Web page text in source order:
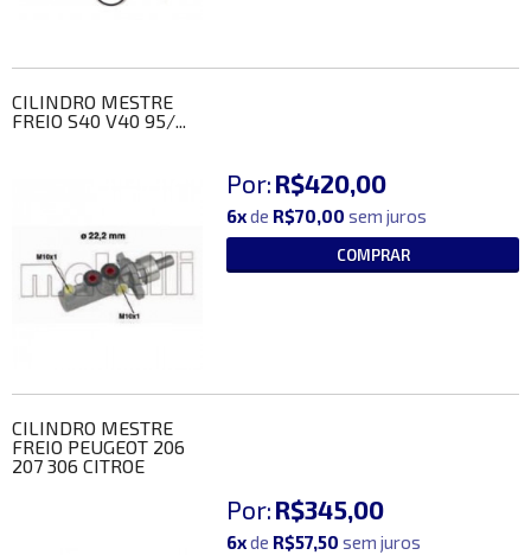
CILINDRO MESTRE
FREIO S40 V40 95/...
Por: R$420,00
6xde R$70,00 sem juros
COMPRAR
CILINDRO MESTRE
FREIO PEUGEOT 206
207 306 CITROE
Por: R$345,00
6xde R$57,50 sem juros